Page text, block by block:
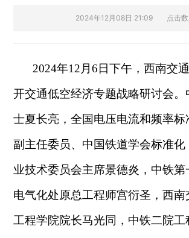
2024年12月08日 21:09 点击数
2024年12月6日下午，西南交
开交通低空经济专题战略研讨会
士夏长亮，全国电压电流和频率标
副主任委员、中国铁道学会标准
业技术委员会主席景德炎，中铁
电气化处原总工程师宫衍圣，西
工程学院院长马光同， 中铁二院工